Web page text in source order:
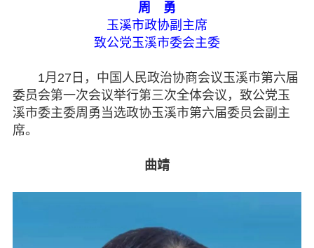
七彩云南
周 勇
玉溪市政协副主席
致公党玉溪市委会主委
1月27日，中国人民政治协商会议玉溪市第六届
委员会第一次会议举行第三次全体会议，致公党玉
溪市委主委周勇当选政协玉溪市第六届委员会副主
席。
曲靖